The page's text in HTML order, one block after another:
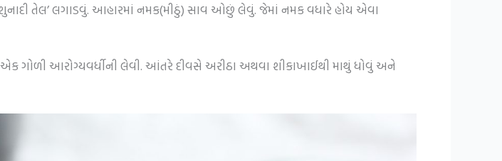
તેલ’ લગાડવું. આહારમાં નમક(મીઠું) સાવ ઓછું લેવું. જેમાં નમક વધારે હોય એવા
ગોળી આરોગ્યવર્ધીની લેવી. આંતરે દીવસે અરીઠા અથવા શીકાખાઈથી માથું ધોવું અને